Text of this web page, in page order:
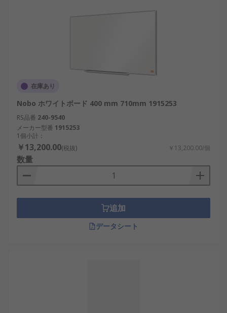
は高い品質基準にあることを保証します IT、テス
にとって、お客様に満足していただくことが最も大
切なことであり、可能な限り、ホワイトボード のご
在庫あり
Nobo ホワイトボード 400 mm 710mm 1915253
RS品番 240-9540
メーカー型番 1915253
1個小計：
￥13,200.00(税抜) ￥13,200.00/個
数量
追加
データシート